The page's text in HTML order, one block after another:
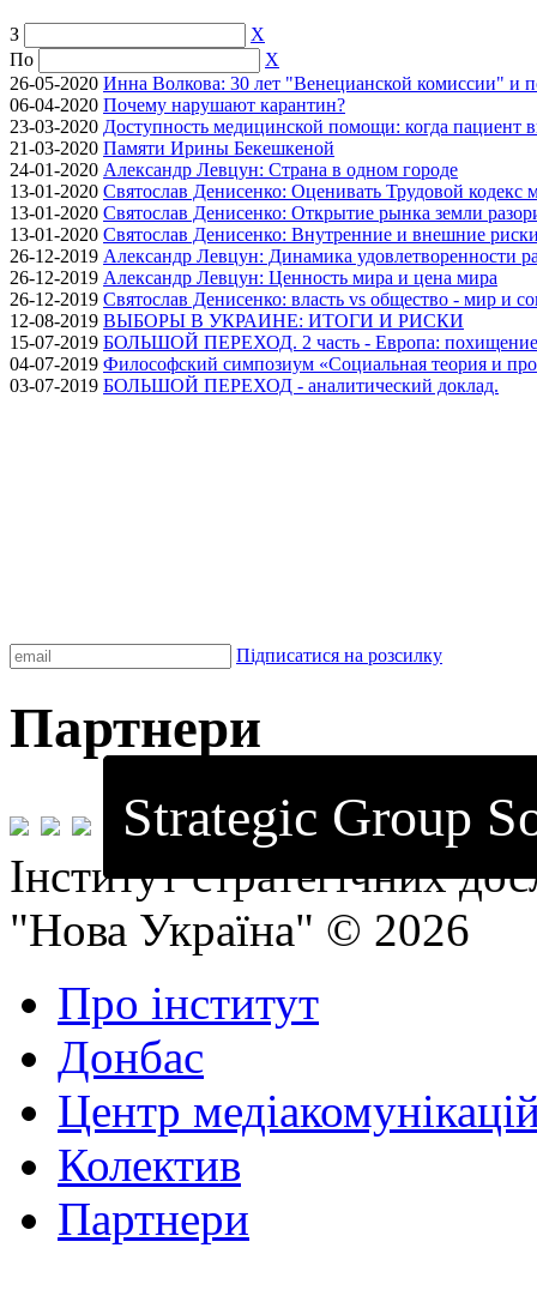
З
X
По
X
26-05-2020 Инна Волкова: 30 лет "Венецианской комиссии" и
06-04-2020 Почему нарушают карантин?
23-03-2020 Доступность медицинской помощи: когда пациент
21-03-2020 Памяти Ирины Бекешкеной
24-01-2020 Александр Левцун: Страна в одном городе
13-01-2020 Святослав Денисенко: Оценивать Трудовой кодекс
13-01-2020 Святослав Денисенко: Открытие рынка земли
13-01-2020 Святослав Денисенко: Внутренние и внешние
26-12-2019 Александр Левцун: Динамика удовлетворенности
26-12-2019 Александр Левцун: Ценность мира и цена мира
26-12-2019 Святослав Денисенко: власть vs общество - мир и
12-08-2019 ВЫБОРЫ В УКРАИНЕ: ИТОГИ И РИСКИ
15-07-2019 БОЛЬШОЙ ПЕРЕХОД. 2 часть - Европа: похищение
04-07-2019 Философский симпозиум «Социальная теория и
03-07-2019 БОЛЬШОЙ ПЕРЕХОД - аналитический доклад.
Підписатися на розсилку
Партнери
Strategic Group
Інститут стратегічних
"Нова Україна" © 2026
Про інститут
Донбас
Центр
Колектив
Партнери